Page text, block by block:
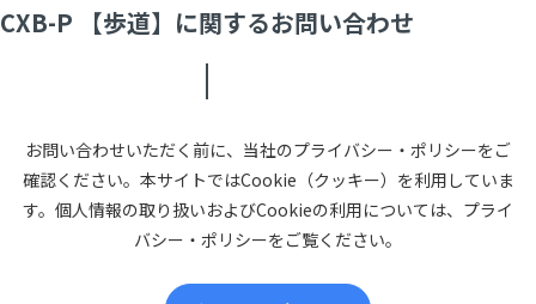
CXB-P 【歩道】に関するお問い合わせ
お問い合わせいただく前に、当社のプライバシー・ポリシーをご
確認ください。本サイトではCookie（クッキー）を利用していま
す。個人情報の取り扱いおよびCookieの利用については、プライ
バシー・ポリシーをご覧ください。